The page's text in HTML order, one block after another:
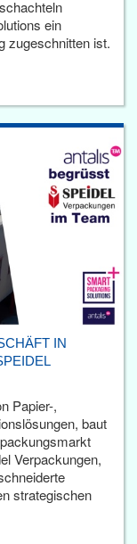
ein
zugeschnitten ist.
IN
Papier-,
baut
Verpackungen,
strategischen